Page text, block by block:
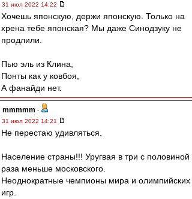
31 июл 2022 14:22
Хочешь японскую, держи японскую. Только на
хрена тебе японская? Мы даже Синодзуку не
продлили.
Пью эль из Клина,
Понты как у ковбоя,
А фанайди нет.
mmmmm -
31 июл 2022 14:21
Не перестаю удивляться.
Население страны!!! Уругвая в три с половиной
раза меньше московского.
Неоднократные чемпионы мира и олимпийских
игр.